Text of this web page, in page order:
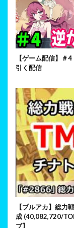
【ゲーム配信】＃
引く配信
【ブルアカ】総
成 (40,082,720/
ブ】